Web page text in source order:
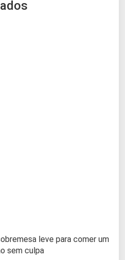
leve para comer um
sem culpa